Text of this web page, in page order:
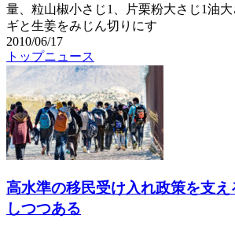
量、粒山椒小さじ1、片栗粉大さじ1油
ギと生姜をみじん切りにす
2010/06/17
トップニュース
高水準の移民受け入れ政策を支
しつつある